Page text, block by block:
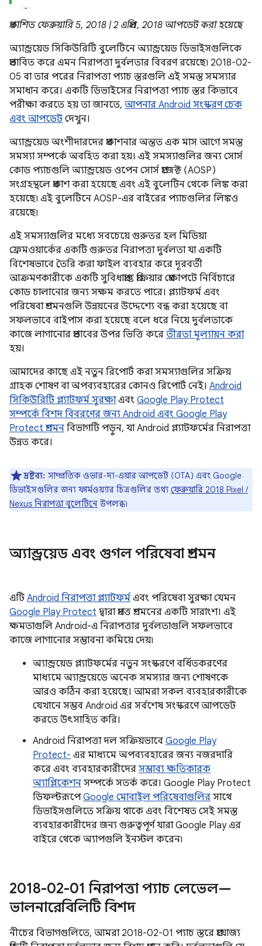
প্রকাশিত ফেব্রুয়ারি 5, 2018 | 2 এপ্রিল, 2018 আপডেট করা হয়েছে
অ্যান্ড্রয়েড সিকিউরিটি বুলেটিনে অ্যান্ড্রয়েড ডিভাইসগুলিকে
প্রভাবিত করে এমন নিরাপত্তা দুর্বলতার বিবরণ রয়েছে৷ 2018-02-
05 বা তার পরের নিরাপত্তা প্যাচ স্তরগুলি এই সমস্ত সমস্যার
সমাধান করে। একটি ডিভাইসের নিরাপত্তা প্যাচ স্তর কিভাবে
পরীক্ষা করতে হয় তা জানতে, আপনার Android সংস্করণ চেক
এবং আপডেট দেখুন।
অ্যান্ড্রয়েড অংশীদারদের প্রকাশনার অন্তত এক মাস আগে সমস্ত
সমস্যা সম্পর্কে অবহিত করা হয়। এই সমস্যাগুলির জন্য সোর্স
কোড প্যাচগুলি অ্যান্ড্রয়েড ওপেন সোর্স প্রজেক্ট (AOSP)
সংগ্রহস্থলে প্রকাশ করা হয়েছে এবং এই বুলেটিন থেকে লিঙ্ক করা
হয়েছে৷ এই বুলেটিনে AOSP-এর বাইরের প্যাচগুলির লিঙ্কও
রয়েছে৷
এই সমস্যাগুলির মধ্যে সবচেয়ে গুরুতর হল মিডিয়া
ফ্রেমওয়ার্কের একটি গুরুতর নিরাপত্তা দুর্বলতা যা একটি
বিশেষভাবে তৈরি করা ফাইল ব্যবহার করে দূরবর্তী
আক্রমণকারীকে একটি সুবিধাপ্রাপ্ত প্রক্রিয়ার প্রেক্ষাপটে নির্বিচারে
কোড চালানোর জন্য সক্ষম করতে পারে। প্ল্যাটফর্ম এবং
পরিষেবা প্রশমনগুলি উন্নয়নের উদ্দেশ্যে বন্ধ করা হয়েছে বা
সফলভাবে বাইপাস করা হয়েছে বলে ধরে নিয়ে দুর্বলতাকে
কাজে লাগানোর প্রভাবের উপর ভিত্তি করে তীব্রতা মূল্যায়ন করা
হয়।
আমাদের কাছে এই নতুন রিপোর্ট করা সমস্যাগুলির সক্রিয়
গ্রাহক শোষণ বা অপব্যবহারের কোনও রিপোর্ট নেই। Android
সিকিউরিটি প্ল্যাটফর্ম সুরক্ষাএবং Google Play Protect
সম্পর্কে বিশদ বিবরণের জন্য Android এবং Google Play
Protect প্রশমন বিভাগটি পড়ুন, যা Android প্ল্যাটফর্মের নিরাপত্তা
উন্নত করে।
দ্রষ্টব্য: সাম্প্রতিক ওভার-দ্য-এয়ার আপডেট (OTA) এবং Google
ডিভাইসগুলির জন্য ফার্মওয়্যার চিত্রগুলির তথ্য ফেব্রুয়ারি 2018 Pixel /
Nexus নিরাপত্তা বুলেটিনে উপলব্ধ৷
অ্যান্ড্রয়েড এবং গুগল পরিষেবা প্রশমন
এটি Android নিরাপত্তা প্ল্যাটফর্ম এবং পরিষেবা সুরক্ষা যেমন
Google Play Protect দ্বারা প্রদত্ত প্রশমনের একটি সারাংশ। এই
ক্ষমতাগুলি Android-এ নিরাপত্তার দুর্বলতাগুলি সফলভাবে
কাজে লাগানোর সম্ভাবনা কমিয়ে দেয়৷
অ্যান্ড্রয়েড প্ল্যাটফর্মের নতুন সংস্করণে বর্ধিতকরণের
মাধ্যমে অ্যান্ড্রয়েডে অনেক সমস্যার জন্য শোষণকে
আরও কঠিন করা হয়েছে। আমরা সকল ব্যবহারকারীকে
যেখানে সম্ভব Android এর সর্বশেষ সংস্করণে আপডেট
করতে উৎসাহিত করি।
Android নিরাপত্তা দল সক্রিয়ভাবে Google Play
Protect- এর মাধ্যমে অপব্যবহারের জন্য নজরদারি
করে এবং ব্যবহারকারীদের সম্ভাব্য ক্ষতিকারক
অ্যাপ্লিকেশন সম্পর্কে সতর্ক করে। Google Play Protect
ডিফল্টরূপেGoogle মোবাইল পরিষেবাগুলির সাথে
ডিভাইসগুলিতে সক্রিয় থাকে এবং বিশেষত সেই সমস্ত
ব্যবহারকারীদের জন্য গুরুত্বপূর্ণ যারা Google Play এর
বাইরে থেকে অ্যাপগুলি ইনস্টল করেন৷
2018-02-01 নিরাপত্তা প্যাচ লেভেল—
ভালনারেবিলিটি বিশদ
নীচের বিভাগগুলিতে, আমরা 2018-02-01 প্যাচ স্তরে প্রযোজ্য